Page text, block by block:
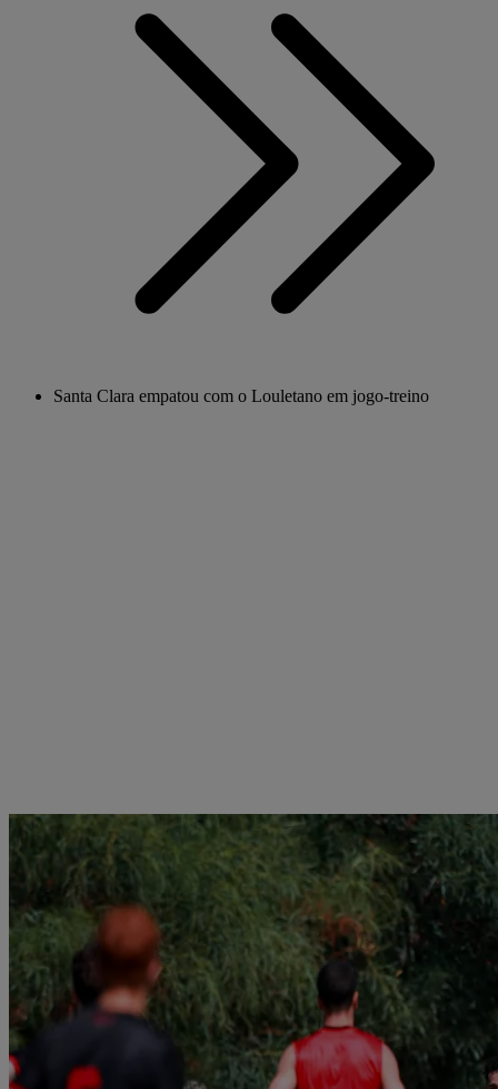
Santa Clara empatou com o Louletano em jogo-treino